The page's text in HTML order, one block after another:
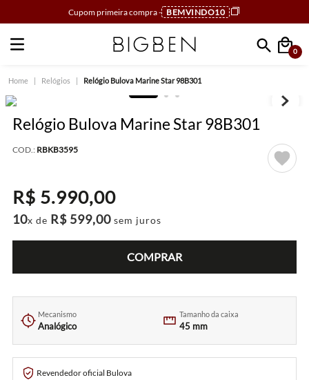
Cupom primeira compra - BEMVINDO10
Faça sua busca
0
Relógios Relógio Bulova Marine Star 98B301
Relógio Bulova Marine Star 98B301
COD.: RBKB3595
R$ 5.990,00
10x de R$ 599,00 sem juros
COMPRAR
Mecanismo
Analógico
Tamanho da caixa
45 mm
Revendedor oficial Bulova